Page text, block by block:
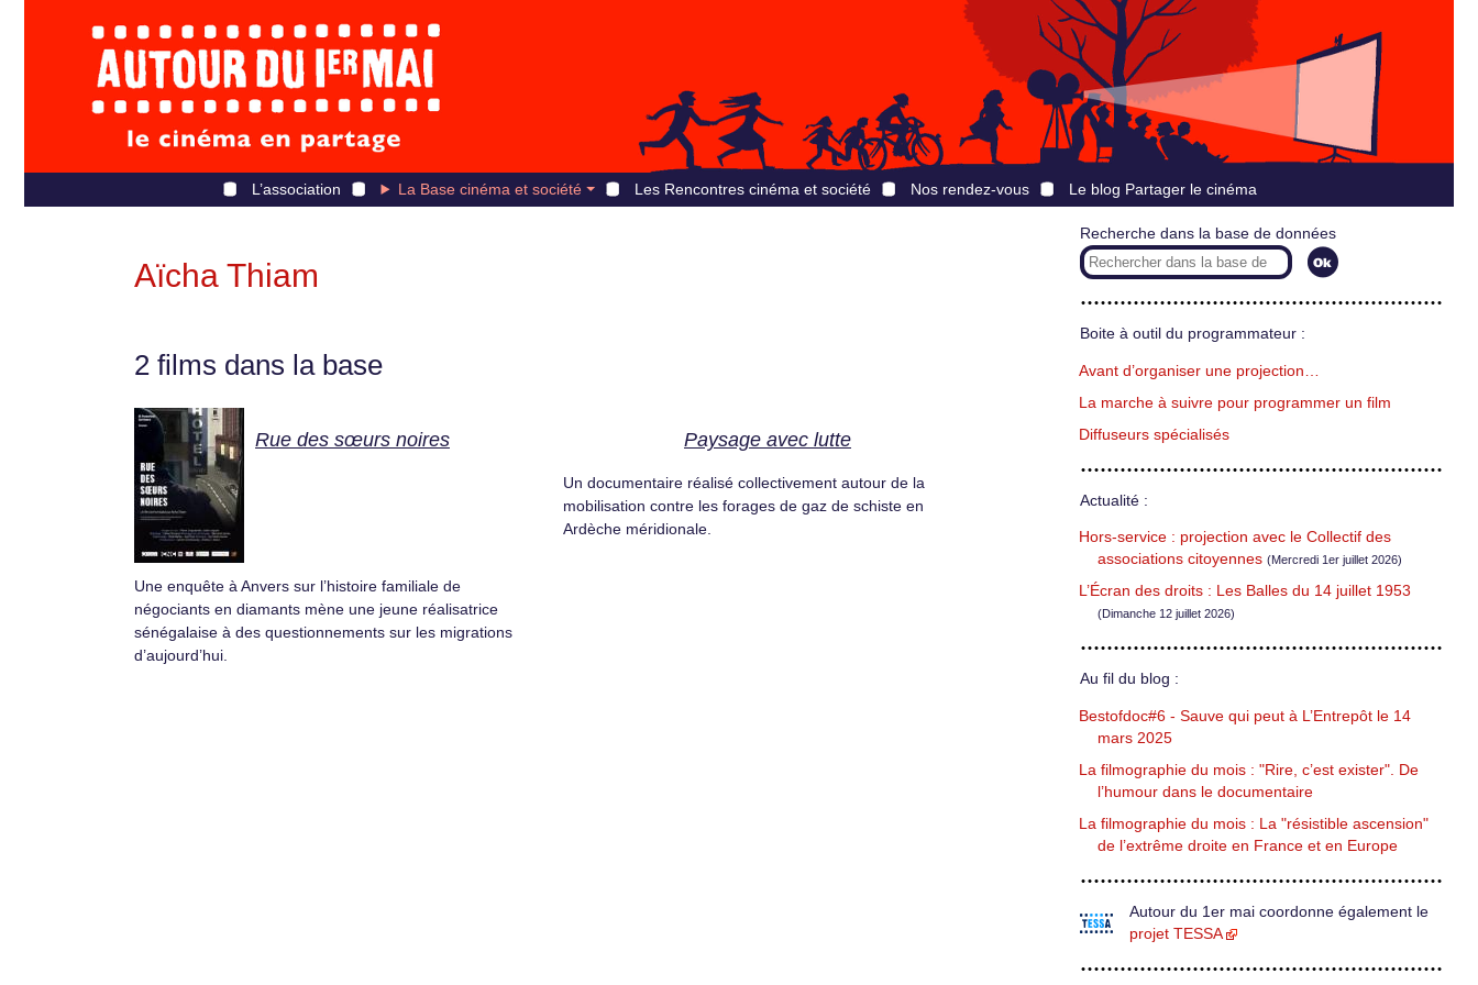
L’association La Base cinéma et société Les Rencontres cinéma et société Nos rendez-vous Le blog Partager le cinéma
Aïcha Thiam
2 films dans la base
Rue des sœurs noires
Une enquête à Anvers sur l’histoire familiale de
négociants en diamants mène une jeune réalisatrice
sénégalaise à des questionnements sur les migrations
d’aujourd’hui.
Paysage avec lutte
Un documentaire réalisé collectivement autour de la
mobilisation contre les forages de gaz de schiste en
Ardèche méridionale.
Recherche dans la base de données
Boite à outil du programmateur :
Avant d’organiser une projection…
La marche à suivre pour programmer un film
Diffuseurs spécialisés
Actualité :
Hors-service : projection avec le Collectif des
associations citoyennes (Mercredi 1er juillet 2026)
L’Écran des droits : Les Balles du 14 juillet 1953
(Dimanche 12 juillet 2026)
Au fil du blog :
Bestofdoc#6 - Sauve qui peut à L’Entrepôt le 14
mars 2025
La filmographie du mois : "Rire, c’est exister". De
l’humour dans le documentaire
La filmographie du mois : La "résistible ascension"
de l’extrême droite en France et en Europe
Autour du 1er mai coordonne également le
projet TESSA